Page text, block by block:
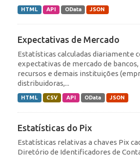
HTML API OData JSON
Expectativas de Mercado
Estatísticas calculadas diariamente
expectativas de mercado de
recursos e demais instituições
distribuidoras,...
HTML CSV API OData JSON
Estatísticas do Pix
Estatísticas relativas a chaves Pix
Diretório de Identificadores de